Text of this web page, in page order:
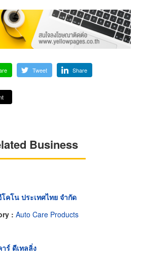
Tweet Share
Business
คโน ประเทศไทย จำกัด
: Auto Care Products
ร์ ดีเทลลิ่ง